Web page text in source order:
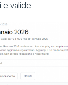
e valide.